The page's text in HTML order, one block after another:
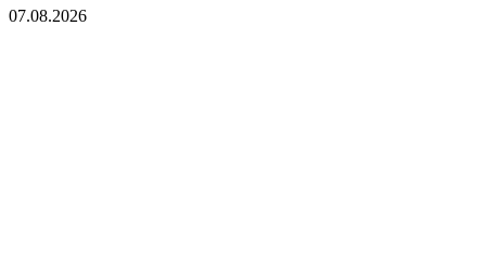
07.08.2026